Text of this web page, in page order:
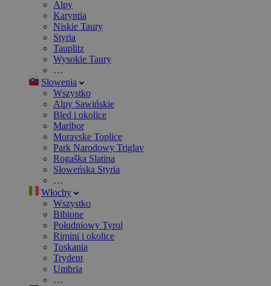
Alpy
Karyntia
Niskie Taury
Styria
Tauplitz
Wysokie Taury
…
Słowenia
Wszystko
Alpy Sawińskie
Bled i okolice
Maribor
Moravske Toplice
Park Narodowy Triglav
Rogaška Slatina
Słoweńska Styria
…
Włochy
Wszystko
Bibione
Południowy Tyrol
Rimini i okolice
Toskania
Trydent
Umbria
…